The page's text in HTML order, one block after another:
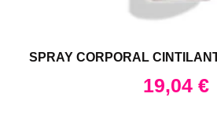
SPRAY CORPORAL
19,04 €